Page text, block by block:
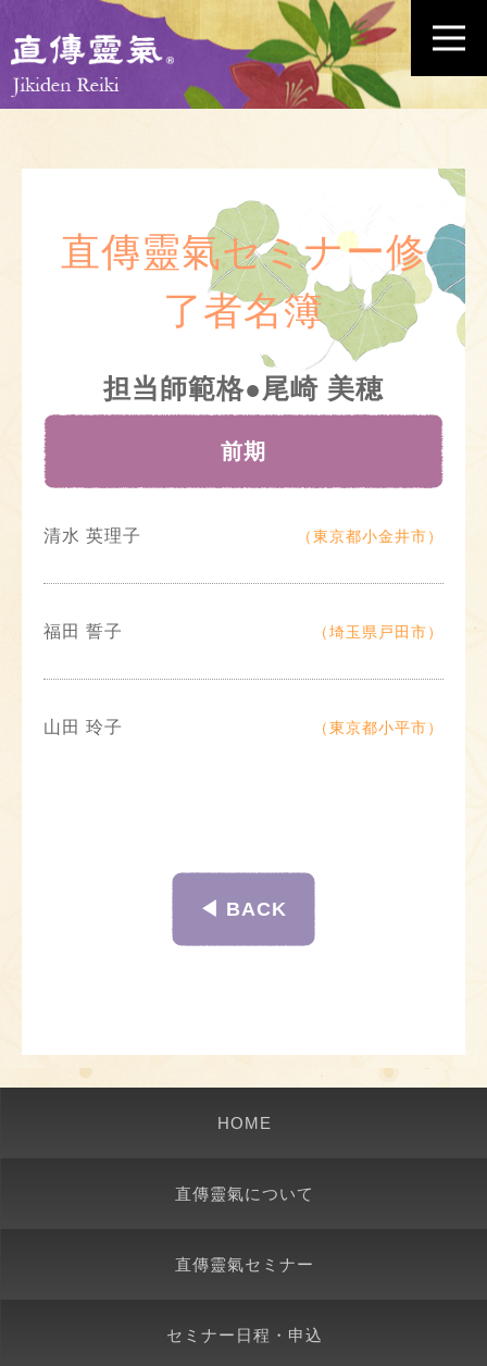
直傳靈氣セミナー修
了者名簿
担当師範格●尾崎 美穂
前期
清水 英理子 （東京都小金井市）
福田 誓子 （埼玉県戸田市）
山田 玲子 （東京都小平市）
◀︎ BACK
HOME
直傳靈氣について
直傳靈氣セミナー
セミナー日程・申込